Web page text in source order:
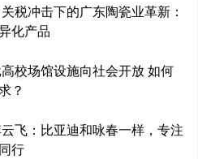
税冲击下的广东陶瓷业革新：
化产品
校场馆设施向社会开放 如何
？
飞：比亚迪和咏春一样，专注
行